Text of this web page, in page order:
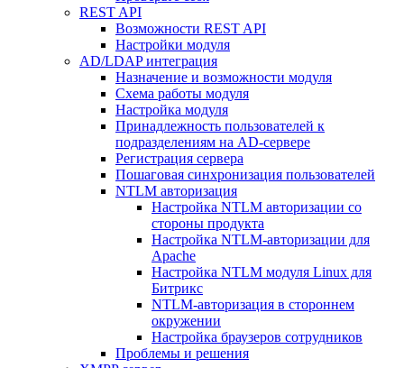
REST API
Возможности REST API
Настройки модуля
AD/LDAP интеграция
Назначение и возможности модуля
Схема работы модуля
Настройка модуля
Принадлежность пользователей к
подразделениям на AD-сервере
Регистрация сервера
Пошаговая синхронизация пользователей
NTLM авторизация
Настройка NTLM авторизации со
стороны продукта
Настройка NTLM-авторизации для
Apache
Настройка NTLM модуля Linux для
Битрикс
NTLM-авторизация в стороннем
окружении
Настройка браузеров сотрудников
Проблемы и решения